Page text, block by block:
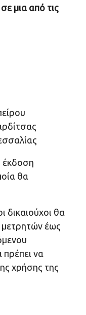
μια από τις
έκδοση
θα
δικαιούχοι θα
έως
να
χρήσης της